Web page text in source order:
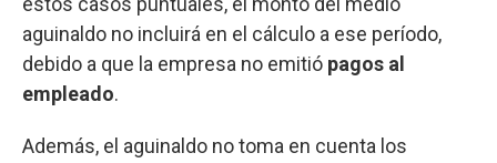
aguinaldo no incluirá en el cálculo a ese período,
debido a que la empresa no emitió pagos al
empleado.
Además, el aguinaldo no toma en cuenta los